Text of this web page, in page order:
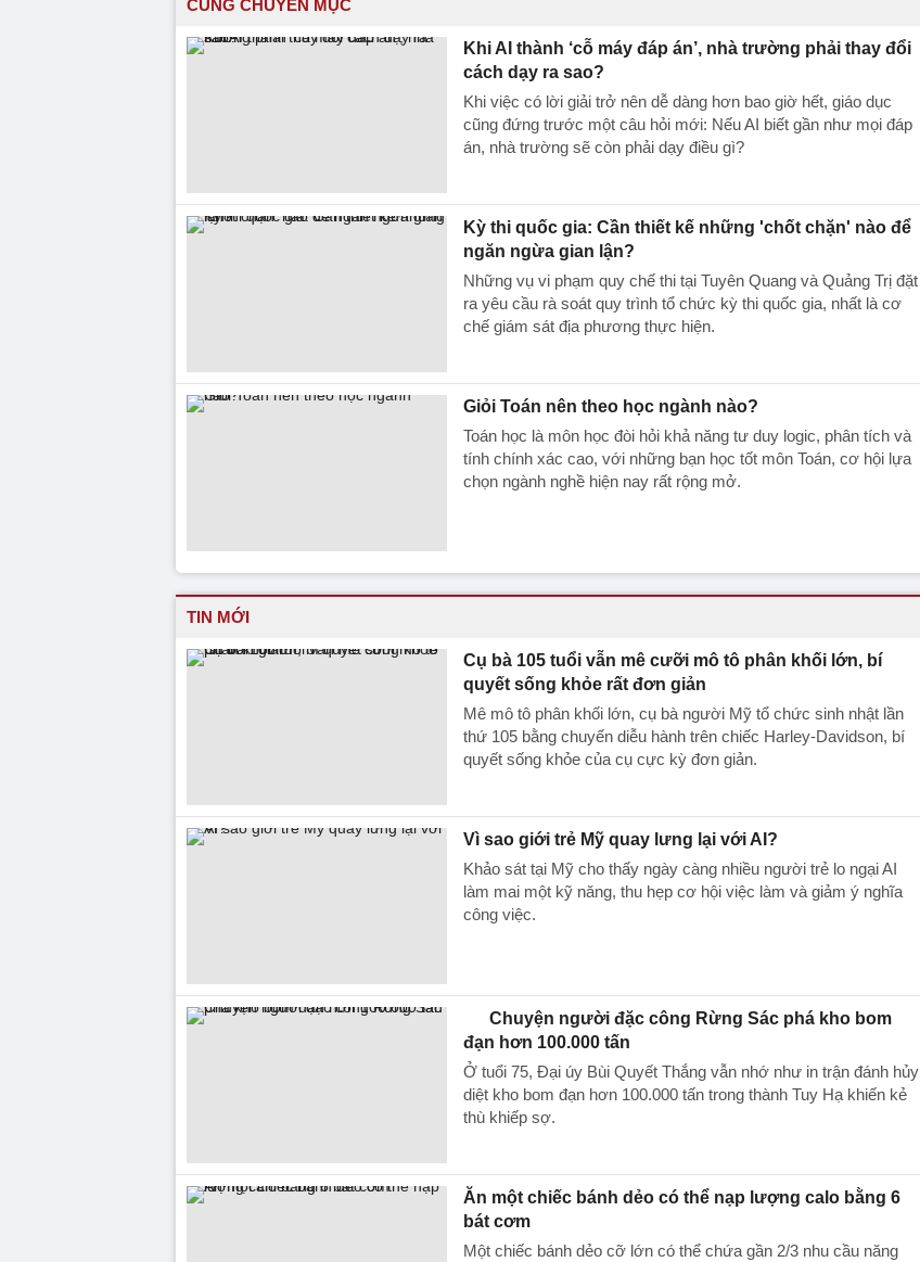
CÙNG CHUYÊN MỤC
Khi AI thành ‘cỗ máy đáp án’, nhà trường phải thay đổi
cách dạy ra sao?
Khi việc có lời giải trở nên dễ dàng hơn bao giờ hết, giáo dục
cũng đứng trước một câu hỏi mới: Nếu AI biết gần như mọi đáp
án, nhà trường sẽ còn phải dạy điều gì?
Kỳ thi quốc gia: Cần thiết kế những 'chốt chặn' nào để
ngăn ngừa gian lận?
Những vụ vi phạm quy chế thi tại Tuyên Quang và Quảng Trị đặt
ra yêu cầu rà soát quy trình tổ chức kỳ thi quốc gia, nhất là cơ
chế giám sát địa phương thực hiện.
Giỏi Toán nên theo học ngành nào?
Toán học là môn học đòi hỏi khả năng tư duy logic, phân tích và
tính chính xác cao, với những bạn học tốt môn Toán, cơ hội lựa
chọn ngành nghề hiện nay rất rộng mở.
TIN MỚI
Cụ bà 105 tuổi vẫn mê cưỡi mô tô phân khối lớn, bí
quyết sống khỏe rất đơn giản
Mê mô tô phân khối lớn, cụ bà người Mỹ tổ chức sinh nhật lần
thứ 105 bằng chuyến diễu hành trên chiếc Harley-Davidson, bí
quyết sống khỏe của cụ cực kỳ đơn giản.
Vì sao giới trẻ Mỹ quay lưng lại với AI?
Khảo sát tại Mỹ cho thấy ngày càng nhiều người trẻ lo ngại AI
làm mai một kỹ năng, thu hẹp cơ hội việc làm và giảm ý nghĩa
công việc.
Chuyện người đặc công Rừng Sác phá kho bom
đạn hơn 100.000 tấn
Ở tuổi 75, Đại úy Bùi Quyết Thắng vẫn nhớ như in trận đánh hủy
diệt kho bom đạn hơn 100.000 tấn trong thành Tuy Hạ khiến kẻ
thù khiếp sợ.
Ăn một chiếc bánh dẻo có thể nạp lượng calo bằng 6
bát cơm
Một chiếc bánh dẻo cỡ lớn có thể chứa gần 2/3 nhu cầu năng